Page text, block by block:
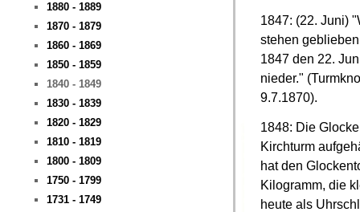
1880 - 1889
1870 - 1879
1860 - 1869
1850 - 1859
1840 - 1849
1830 - 1839
1820 - 1829
1810 - 1819
1800 - 1809
1750 - 1799
1731 - 1749
1847: (22. Juni)
stehen
1847 den 22.
nieder."
9.7.1870).
1848: Die
Kirchturm
hat den
Kilogramm, die
heute als